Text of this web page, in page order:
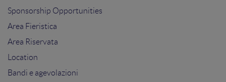
Sponsorship Opportunities
Area Fieristica
Area Riservata
Location
Bandi e agevolazioni